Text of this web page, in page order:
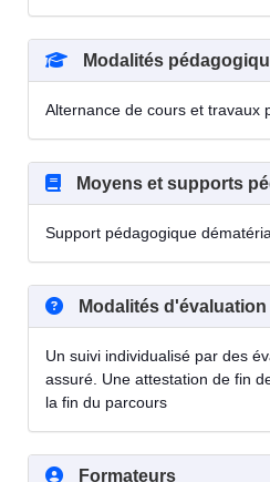
Modalités
Alternance de cours et travaux
Moyens et supports
Support pédagogique
Modalités
Un suivi individualisé par des
assuré. Une attestation de fin
la fin du parcours
Formateurs